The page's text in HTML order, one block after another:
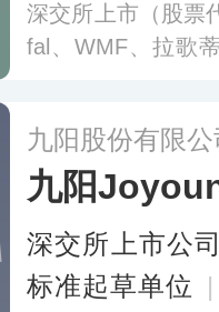
深交所上市（股票
fal、WMF、拉歌
居生活。苏泊尔建
全国的数万个零
南亚等全球多个地
九阳股份有限
九阳
深交所上市公
标准起草单位